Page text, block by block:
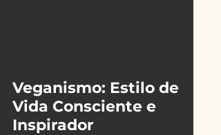
Veganismo: Estilo de
Vida Consciente e
Inspirador